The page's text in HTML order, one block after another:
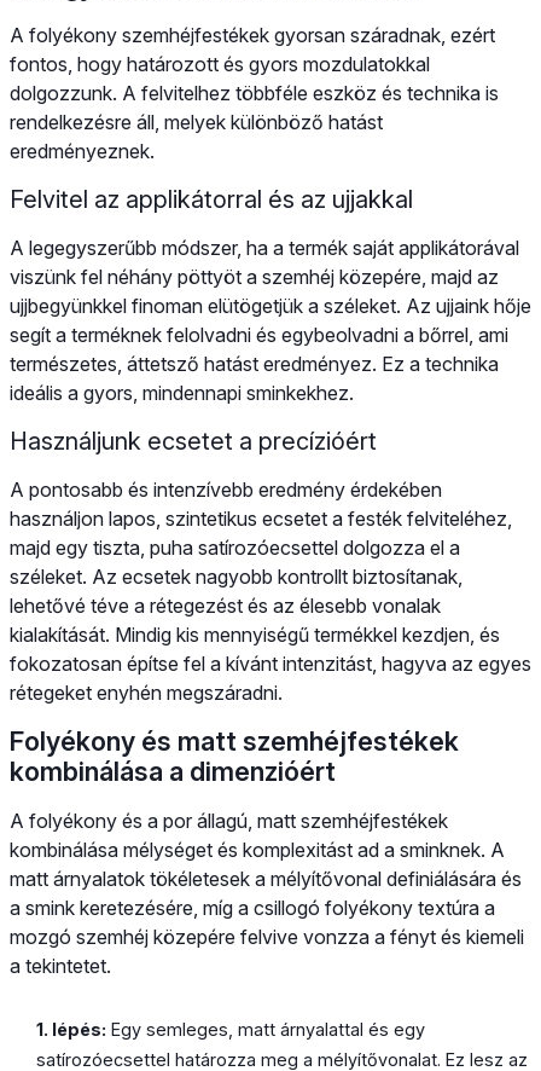
A folyékony szemhéjfestékek gyorsan száradnak, ezért
fontos, hogy határozott és gyors mozdulatokkal
dolgozzunk. A felvitelhez többféle eszköz és technika is
rendelkezésre áll, melyek különböző hatást
eredményeznek.
Felvitel az applikátorral és az ujjakkal
A legegyszerűbb módszer, ha a termék saját applikátorával
viszünk fel néhány pöttyöt a szemhéj közepére, majd az
ujjbegyünkkel finoman elütögetjük a széleket. Az ujjaink hője
segít a terméknek felolvadni és egybeolvadni a bőrrel, ami
természetes, áttetsző hatást eredményez. Ez a technika
ideális a gyors, mindennapi sminkekhez.
Használjunk ecsetet a precízióért
A pontosabb és intenzívebb eredmény érdekében
használjon lapos, szintetikus ecsetet a festék felviteléhez,
majd egy tiszta, puha satírozóecsettel dolgozza el a
széleket. Az ecsetek nagyobb kontrollt biztosítanak,
lehetővé téve a rétegezést és az élesebb vonalak
kialakítását. Mindig kis mennyiségű termékkel kezdjen, és
fokozatosan építse fel a kívánt intenzitást, hagyva az egyes
rétegeket enyhén megszáradni.
Folyékony és matt szemhéjfestékek
kombinálása a dimenzióért
A folyékony és a por állagú, matt szemhéjfestékek
kombinálása mélységet és komplexitást ad a sminknek. A
matt árnyalatok tökéletesek a mélyítővonal definiálására és
a smink keretezésére, míg a csillogó folyékony textúra a
mozgó szemhéj közepére felvive vonzza a fényt és kiemeli
a tekintetet.
1. lépés: Egy semleges, matt árnyalattal és egy
satírozóecsettel határozza meg a mélyítővonalat. Ez lesz az